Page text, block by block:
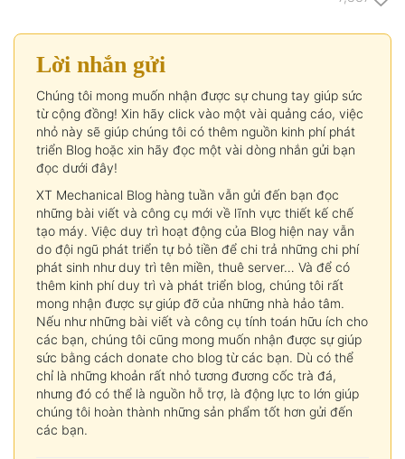
Lời nhắn gửi
Chúng tôi mong muốn nhận được sự chung tay giúp sức
từ cộng đồng! Xin hãy click vào một vài quảng cáo, việc
nhỏ này sẽ giúp chúng tôi có thêm nguồn kinh phí phát
triển Blog hoặc xin hãy đọc một vài dòng nhắn gửi bạn
đọc dưới đây!
XT Mechanical Blog hàng tuần vẫn gửi đến bạn đọc
những bài viết và công cụ mới về lĩnh vực thiết kế chế
tạo máy. Việc duy trì hoạt động của Blog hiện nay vẫn
do đội ngũ phát triển tự bỏ tiền để chi trả những chi phí
phát sinh như duy trì tên miền, thuê server… Và để có
thêm kinh phí duy trì và phát triển blog, chúng tôi rất
mong nhận được sự giúp đỡ của những nhà hảo tâm.
Nếu như những bài viết và công cụ tính toán hữu ích cho
các bạn, chúng tôi cũng mong muốn nhận được sự giúp
sức bằng cách donate cho blog từ các bạn. Dù có thể
chỉ là những khoản rất nhỏ tương đương cốc trà đá,
nhưng đó có thể là nguồn hỗ trợ, là động lực to lớn giúp
chúng tôi hoàn thành những sản phẩm tốt hơn gửi đến
các bạn.